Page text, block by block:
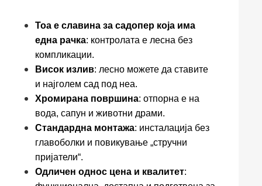
Тоа е славина за садопер која има
една рачка: контролата е лесна без
компликации.
Висок излив: лесно можете да ставите
и најголем сад под неа.
Хромирана површина: отпорна е на
вода, сапун и животни драми.
Стандардна монтажа: инсталација без
главоболки и повикување „стручни
пријатели“.
Одличен однос цена и квалитет: